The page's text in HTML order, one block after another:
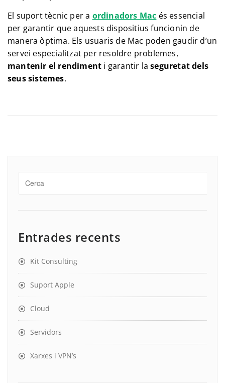
El suport tècnic per a ordinadors Mac és essencial
per garantir que aquests dispositius funcionin de
manera òptima. Els usuaris de Mac poden gaudir d’un
servei especialitzat per resoldre problemes,
mantenir el rendiment i garantir laseguretat dels
seus sistemes.
Entrades recents
Kit Consulting
Suport Apple
Cloud
Servidors
Xarxes i VPN’s